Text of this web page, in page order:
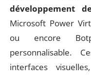
développement
Microsoft Power
ou encore
personnalisable.
interfaces